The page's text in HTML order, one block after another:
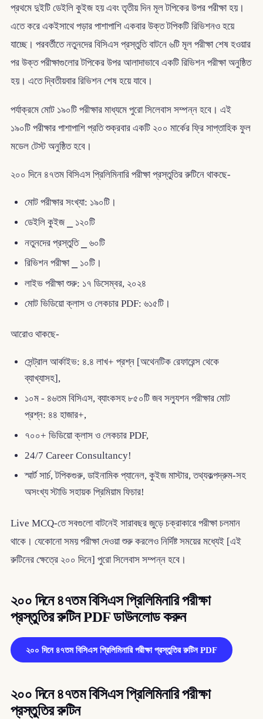
প্রথমে দুইটি ডেইলি কুইজ হয় এবং তৃতীয় দিন মূল টপিকের উপর পরীক্ষা হয়।
এতে করে একইসাথে পড়ার পাশাপাশি একবার উক্ত টপিকটি রিভিশনও হয়ে
যাচ্ছে। পরবর্তীতে নতুনদের বিসিএস প্রস্তুতি বাটনে ৬টি মূল পরীক্ষা শেষ হওয়ার
পর উক্ত পরীক্ষাগুলোর টপিকের উপর আলাদাভাবে একটি রিভিশন পরীক্ষা অনুষ্ঠিত
হয়। এতে দ্বিতীয়বার রিভিশন শেষ হয়ে যাবে।
পর্যাক্রমে মোট ১৯০টি পরীক্ষার মাধ্যমে পুরো সিলেবাস সম্পন্ন হবে। এই
১৯০টি পরীক্ষার পাশাপাশি প্রতি শুক্রবার একটি ২০০ মার্কের ফ্রি সাপ্তাহিক ফুল
মডেল টেস্ট অনুষ্ঠিত হবে।
২০০ দিনে ৪৭তম বিসিএস প্রিলিমিনারি পরীক্ষা প্রস্তুতির রুটিনে থাকছে-
মোট পরীক্ষার সংখ্যা: ১৯০টি।
ডেইলি কুইজ ⎯ ১২০টি
নতুনদের প্রস্তুতি ⎯ ৬০টি
রিভিশন পরীক্ষা ⎯ ১০টি।
লাইভ পরীক্ষা শুরু: ১৭ ডিসেম্বর, ২০২৪
মোট ভিডিয়ো ক্লাস ও লেকচার PDF: ৬১৫টি।
আরোও থাকছে-
সেন্ট্রাল আর্কাইভ: ৪.৪ লাখ+ প্রশ্ন [অথেনটিক রেফারেন্স থেকে
ব্যাখ্যাসহ],
১০ম - ৪৬তম বিসিএস, ব্যাংকসহ ৮৫০টি জব সল্যুশন পরীক্ষার মোট
প্রশ্ন: ৪৪ হাজার+,
৭০০+ ভিডিয়ো ক্লাস ও লেকচার PDF,
24/7 Career Consultancy!
স্মার্ট সার্চ, টপিকগুরু, ডাইনামিক প্যানেল, কুইজ মাস্টার, তথ্যকল্পদ্রুম-সহ
অসংখ্য স্টাডি সহায়ক প্রিমিয়াম ফিচার!
Live MCQ-তে সবগুলো বাটনেই সারাবছর জুড়ে চক্রাকারে পরীক্ষা চলমান
থাকে। যেকোনো সময় পরীক্ষা দেওয়া শুরু করলেও নির্দিষ্ট সময়ের মধ্যেই [এই
রুটিনের ক্ষেত্রে ২০০ দিনে] পুরো সিলেবাস সম্পন্ন হবে।
২০০ দিনে ৪৭তম বিসিএস প্রিলিমিনারি পরীক্ষা
প্রস্তুতির রুটিন PDF ডাউনলোড করুন
২০০ দিনে ৪৭তম বিসিএস প্রিলিমিনারি পরীক্ষা প্রস্তুতির রুটিন PDF
২০০ দিনে ৪৭তম বিসিএস প্রিলিমিনারি পরীক্ষা
প্রস্তুতির রুটিন